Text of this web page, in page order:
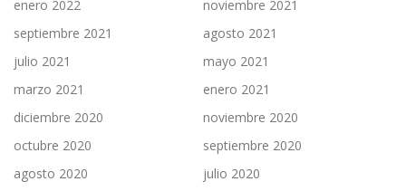
enero 2022
noviembre 2021
septiembre 2021
agosto 2021
julio 2021
mayo 2021
marzo 2021
enero 2021
diciembre 2020
noviembre 2020
octubre 2020
septiembre 2020
agosto 2020
julio 2020